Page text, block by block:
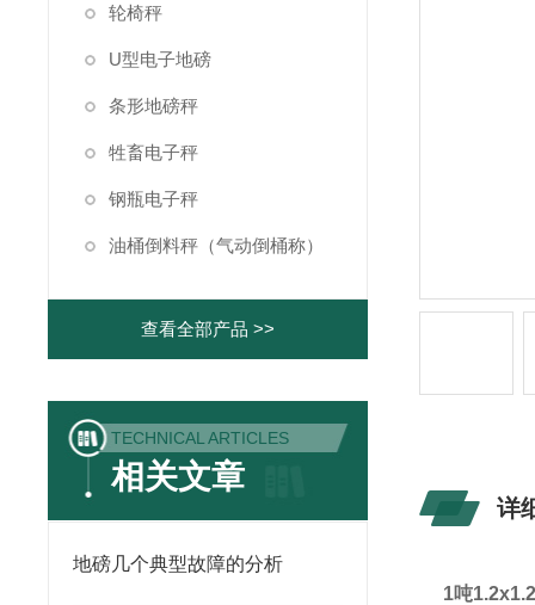
轮椅秤
U型电子地磅
条形地磅秤
牲畜电子秤
钢瓶电子秤
油桶倒料秤（气动倒桶称）
查看全部产品 >>
TECHNICAL ARTICLES
相关文章
地磅几个典型故障的分析
详
1吨